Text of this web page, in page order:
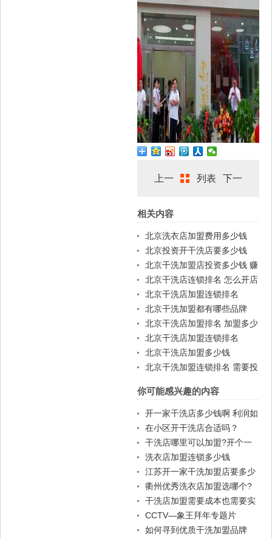
上一
篇
列表 下一
相关内容
北京洗衣店加盟费用多少钱
北京投资开干洗店要多少钱
北京干洗加盟店投资多少钱 赚
钱吗
北京干洗店连锁排名 怎么开店
北京干洗店加盟连锁排名
北京干洗加盟都有哪些品牌
北京干洗店加盟排名 加盟多少
钱
北京干洗店加盟连锁排名
北京干洗店加盟多少钱
北京干洗加盟连锁排名 需要投
你可能感兴趣的内容
开一家干洗店多少钱啊 利润如
何
在小区开干洗店合适吗？
干洗店哪里可以加盟?开个一
般干洗店要多少钱?
洗衣店加盟连锁多少钱
江苏开一家干洗加盟店要多少
成本
衢州优秀洗衣店加盟选哪个?
干洗店加盟需要成本也需要实
力
CCTV—象王拜年专题片
如何寻到优质干洗加盟品牌